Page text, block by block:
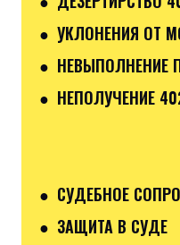
● УКЛОНЕНИЯ ОТ
● НЕВЫПОЛНЕНИЕ
● НЕПОЛУЧЕНИЕ
● СУДЕБНОЕ
● ЗАЩИТА В СУДЕ